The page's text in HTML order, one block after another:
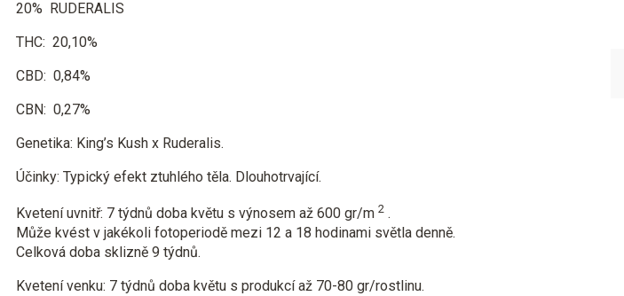
20% RUDERALIS
THC: 20,10%
CBD: 0,84%
CBN: 0,27%
Genetika: King’s Kush x Ruderalis.
Účinky: Typický efekt ztuhlého těla. Dlouhotrvající.
Kvetení uvnitř: 7 týdnů doba květu s výnosem až 600 gr/m 2 .
Může kvést v jakékoli fotoperiodě mezi 12 a 18 hodinami světla denně.
Celková doba sklizně 9 týdnů.
Kvetení venku: 7 týdnů doba květu s produkcí až 70-80 gr/rostlinu.